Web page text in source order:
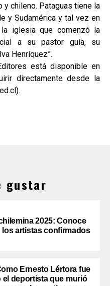
y chileno. Pataguas tiene la
y Sudamérica y tal vez en
iglesia que comenzó la
a su pastor guía, su
Henríquez”.
está disponible en
directamente desde la
gustar
2025: Conoce
artistas confirmados
Ernesto Lértora fue
el deportista que murió